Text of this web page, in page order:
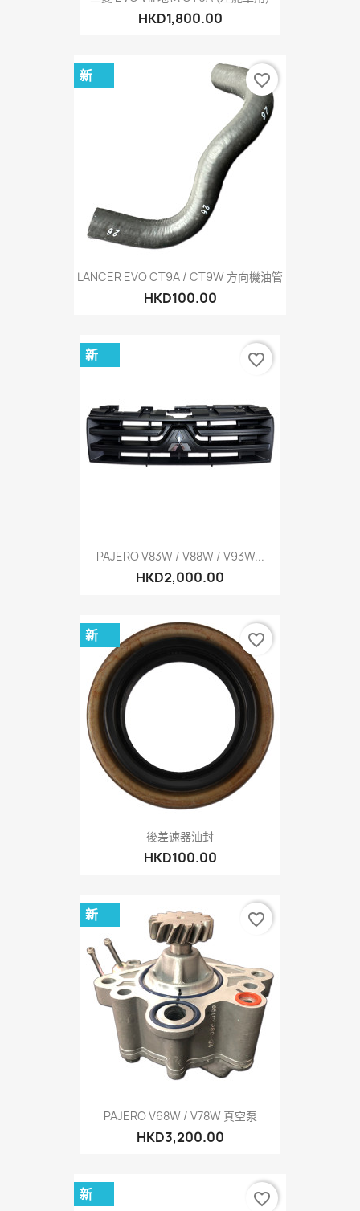
HKD1,800.00
LANCER EVO CT9A / CT9W 方向機油管
HKD100.00
新 favorite_border
PAJERO V83W / V88W / V93W...
HKD2,000.00
新 favorite_border
後差速器油封
HKD100.00
新 favorite_border
PAJERO V68W / V78W 真空泵
HKD3,200.00
新 favorite_border
新 favorite_border